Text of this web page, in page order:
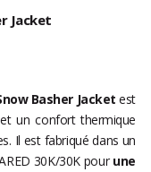
Jacket
Basher Jacket est
un confort thermique
Il est fabriqué dans un
30K/30K pour une